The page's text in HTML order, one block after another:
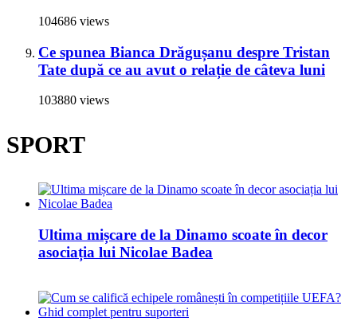
104686 views
Ce spunea Bianca Drăgușanu despre Tristan
Tate după ce au avut o relație de câteva luni
103880 views
SPORT
Ultima mișcare de la Dinamo scoate în decor
asociația lui Nicolae Badea